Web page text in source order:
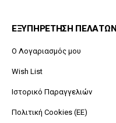
ΕΞΥΠΗΡΕΤΗΣΗ ΠΕΛΑΤΩΝ
O Λογαριασμός μου
Wish List
Ιστορικό Παραγγελιών
Πολιτική Cookies (ΕΕ)